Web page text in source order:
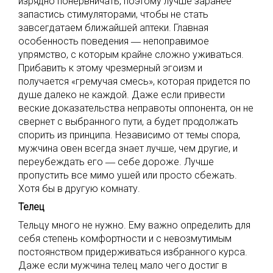
запастись стимуляторами, чтобы не стать
завсегдатаем ближайшей аптеки. Главная
особенность поведения ― непоправимое
упрямство, с которым крайне сложно уживаться.
Прибавить к этому чрезмерный эгоизм и
получается «гремучая смесь», которая придется по
душе далеко не каждой. Даже если привести
веские доказательства неправоты оппонента, он не
свернет с выбранного пути, а будет продолжать
спорить из принципа. Независимо от темы спора,
мужчина овен всегда знает лучше, чем другие, и
переубеждать его ― себе дороже. Лучше
пропустить все мимо ушей или просто сбежать.
Хотя бы в другую комнату.
Телец
Тельцу много не нужно. Ему важно определить для
себя степень комфортности и с невозмутимым
постоянством придерживаться избранного курса.
Даже если мужчина телец мало чего достиг в